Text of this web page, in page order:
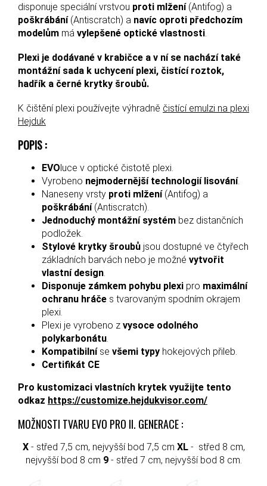
disponuje speciální vrstvou proti mlžení(Antifog) a
poškrábání(Antiscratch) a navíc oproti předchozím
modelům má vylepšené optické vlastnosti
Plexi je dodávané v krabičce a v ní se nachází také
montážní sada k uchycení plexi, čistící roztok,
hadřík a černé krytky šroubů.
K čištění plexi používejte výhradně čistící emulzi na plexi
Hejduk
POPIS :
EVOluce v optické čistotě plexi.
Vyrobeno nejmodernější technologií lisování.
Naneseny vrsty proti mlžení(Antifog) a
poškrábání(Antiscratch).
Jednoduchý montážní systém bez distančních
podložek.
Stylové krytky šroubů jsou dostupné ve čtyřech
základních barvách nebo je možné vytvořit
vlastní design
Disponuje zámkem pohybu plexi pro maximální
ochranu hráče s tvarovaným spodním okrajem
plexi.
Plexi je vyrobeno z vysoce odolného
polykarbonátu
Kompatibilníse všemi typy hokejových přileb.
Certifikát CE
Pro kustomizaci vlastních krytek využijte tento
odkaz https://customize.hejdukvisor.com/
MOŽNOSTI TVARU EVO PRO II. GENERACE :
X- střed 7,5 cm, nejvyšší bod 7,5 cm XL- střed 8 cm,
nejvyšší bod 8 cm 9- střed 7 cm, nejvyšší bod 8 cm.